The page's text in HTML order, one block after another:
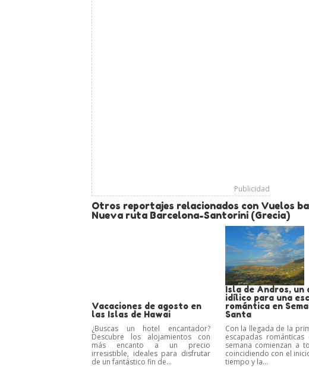
Publicidad
Otros reportajes relacionados con Vuelos
Nueva ruta Barcelona-Santorini (Grecia)
Vacaciones de agosto en
las Islas de Hawai
¿Buscas un hotel encantador?
Descubre los alojamientos con
más encanto a un precio
irresistible, ideales para disfrutar
de un fantástico fin de...
Isla de Andros, un
idílico para una
romántica en
Santa
Con la llegada de la
escapadas
semana comienzan a
coincidiendo con el
tiempo y la...